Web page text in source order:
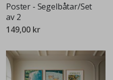
Poster - Segelbåtar/Set
av 2
149,00 kr